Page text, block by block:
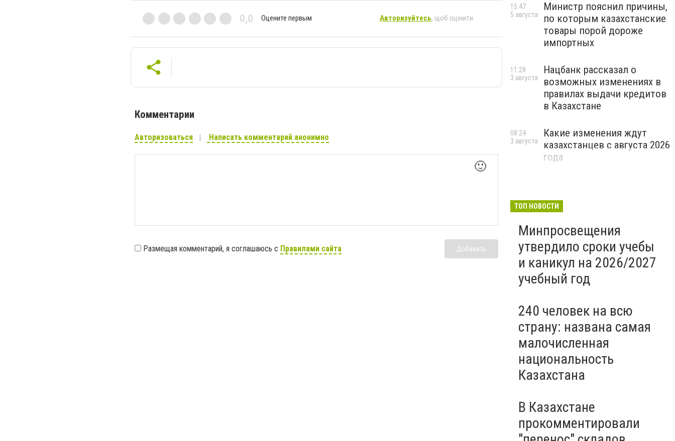
0,0 Оцените первым Авторизуйтесь, щоб оцінити
Комментарии
Авторизоваться Написать комментарий анонимно
🙂
Размещая комментарий, я соглашаюсь с Правилами сайта Добавить
Министр пояснил причины,
по которым казахстанские
товары порой дороже
импортных
15:47
5 августа
Нацбанк рассказал о
возможных изменениях в
правилах выдачи кредитов
в Казахстане
11:28
3 августа
Какие изменения ждут
казахстанцев с августа 2026
года
08:24
3 августа
ТОП НОВОСТИ
Минпросвещения
утвердило сроки учебы
и каникул на 2026/2027
учебный год
240 человек на всю
страну: названа самая
малочисленная
национальность
Казахстана
В Казахстане
прокомментировали